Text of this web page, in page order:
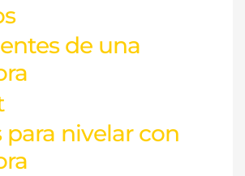
de una
para nivelar con